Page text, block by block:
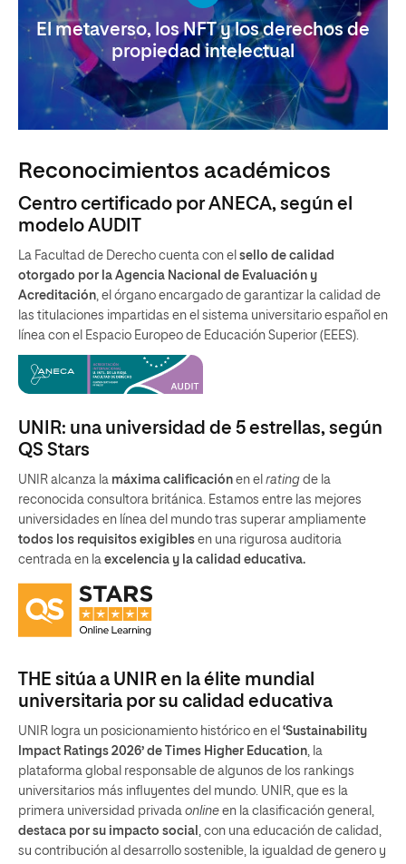
El metaverso, los NFT y los derechos de
propiedad intelectual
Reconocimientos académicos
Centro certificado por ANECA, según el
modelo AUDIT
La Facultad de Derecho cuenta con el sello de calidad
otorgado por la Agencia Nacional de Evaluación y
Acreditación, el órgano encargado de garantizar la calidad de
las titulaciones impartidas en el sistema universitario español en
línea con el Espacio Europeo de Educación Superior (EEES).
UNIR: una universidad de 5 estrellas, según
QS Stars
UNIR alcanza la máxima calificación en el rating de la
reconocida consultora británica. Estamos entre las mejores
universidades en línea del mundo tras superar ampliamente
todos los requisitos exigibles en una rigurosa auditoria
centrada en la excelencia y la calidad educativa.
THE sitúa a UNIR en la élite mundial
universitaria por su calidad educativa
UNIR logra un posicionamiento histórico en el ‘Sustainability
Impact Ratings 2026’ de Times Higher Education, la
plataforma global responsable de algunos de los rankings
universitarios más influyentes del mundo. UNIR, que es la
primera universidad privada online en la clasificación general,
destaca por su impacto social , con una educación de calidad,
su contribución al desarrollo sostenible, la igualdad de genero y